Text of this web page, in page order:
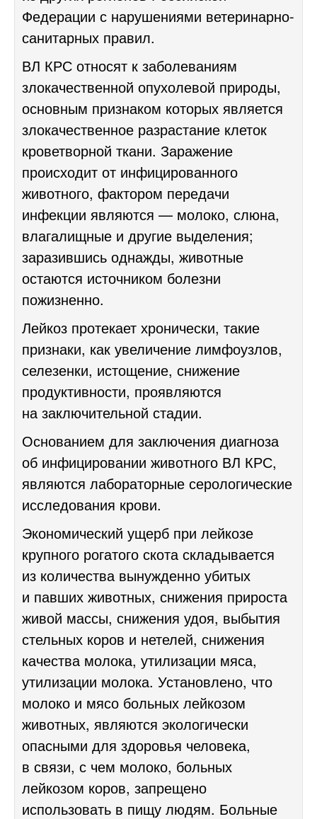
Федерации с нарушениями ветеринарно-
санитарных правил.
ВЛ КРС относят к заболеваниям
злокачественной опухолевой природы,
основным признаком которых является
злокачественное разрастание клеток
кроветворной ткани. Заражение
происходит от инфицированного
животного, фактором передачи
инфекции являются — молоко, слюна,
влагалищные и другие выделения;
заразившись однажды, животные
остаются источником болезни
пожизненно.
Лейкоз протекает хронически, такие
признаки, как увеличение лимфоузлов,
селезенки, истощение, снижение
продуктивности, проявляются
на заключительной стадии.
Основанием для заключения диагноза
об инфицировании животного ВЛ КРС,
являются лабораторные серологические
исследования крови.
Экономический ущерб при лейкозе
крупного рогатого скота складывается
из количества вынужденно убитых
и павших животных, снижения прироста
живой массы, снижения удоя, выбытия
стельных коров и нетелей, снижения
качества молока, утилизации мяса,
утилизации молока. Установлено, что
молоко и мясо больных лейкозом
животных, являются экологически
опасными для здоровья человека,
в связи, с чем молоко, больных
лейкозом коров, запрещено
использовать в пищу людям. Больные